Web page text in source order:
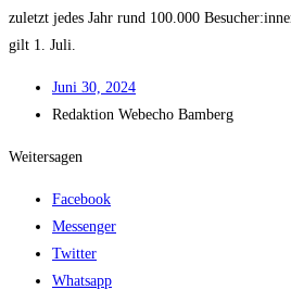
zuletzt jedes Jahr rund 100.000
gilt 1. Juli.
Juni 30, 2024
Redak­ti­on Web­echo Bamberg
Weitersagen
Facebook
Messenger
Twitter
Whatsapp